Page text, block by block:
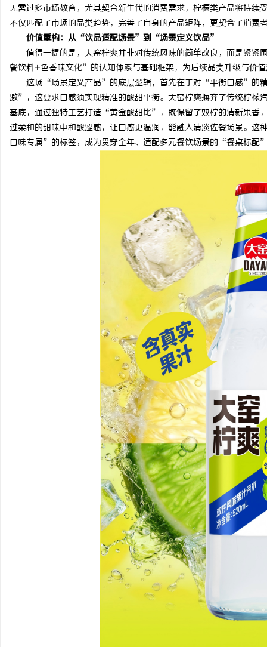
无需过多市场教育，尤其契合新生代的消费需求，柠檬类产品将持
不仅匹配了市场的品类趋势，完善了自身的产品矩阵，更契合了消费
价值重构：从“饮品适配场景”到“场景定义饮品”
值得一提的是，大窑柠爽并非对传统风味的简单改良，而是紧
餐饮料+色香味文化”的认知体系与基础框架，为后续品类升级与价
这场“场景定义产品”的底层逻辑，首先在于对“平衡口感”的
激”，这要求口感须实现精准的酸甜平衡。大窑柠爽摒弃了传统
基底，通过独特工艺打造“黄金酸甜比”，既保留了双柠的清新果香
过柔和的甜味中和酸涩感，让口感更温润，能融入清淡佐餐场景。
口味专属”的标签，成为贯穿全年、适配多元餐饮场景的“餐桌标配